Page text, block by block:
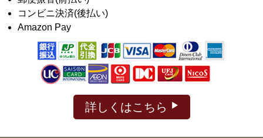
コンビニ決済(後払い)
Amazon Pay
詳しくはこちら